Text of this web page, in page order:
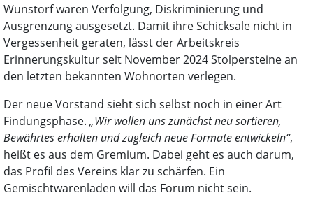
Wunstorf waren Verfolgung, Diskriminierung und
Ausgrenzung ausgesetzt. Damit ihre Schicksale nicht in
Vergessenheit geraten, lässt der Arbeitskreis
Erinnerungskultur seit November 2024 Stolpersteine an
den letzten bekannten Wohnorten verlegen.
Der neue Vorstand sieht sich selbst noch in einer Art
Findungsphase. „Wir wollen uns zunächst neu sortieren,
Bewährtes erhalten und zugleich neue Formate entwickeln“,
heißt es aus dem Gremium. Dabei geht es auch darum,
das Profil des Vereins klar zu schärfen. Ein
Gemischtwarenladen will das Forum nicht sein.